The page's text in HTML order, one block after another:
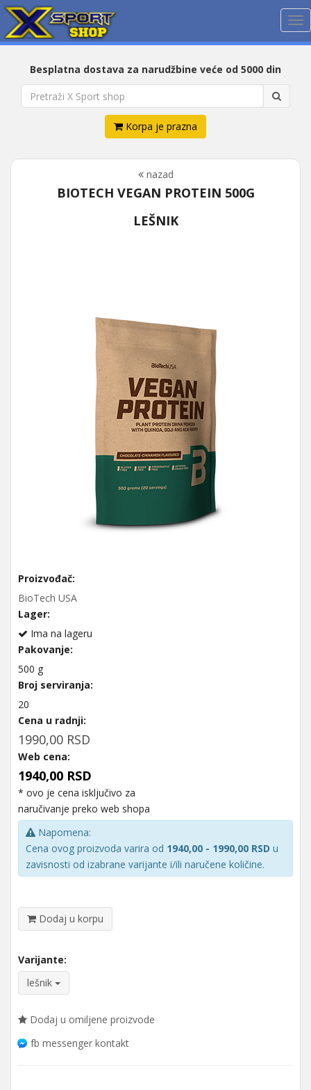
Besplatna dostava za narudžbine veće od 5000 din
Korpa je prazna
nazad
BIOTECH VEGAN PROTEIN 500G
LEŠNIK
Proizvođač:
BioTech USA
Lager:
Ima na lageru
Pakovanje:
500 g
Broj serviranja:
20
Cena u radnji:
1990,00 RSD
Web cena:
1940,00 RSD
* ovo je cena isključivo za
naručivanje preko web shopa
Napomena:
Cena ovog proizvoda varira od 1940,00 - 1990,00 RSD u
zavisnosti od izabrane varijante i/ili naručene količine.
Dodaj u korpu
Varijante:
lešnik
Dodaj u omiljene proizvode
fb messenger kontakt